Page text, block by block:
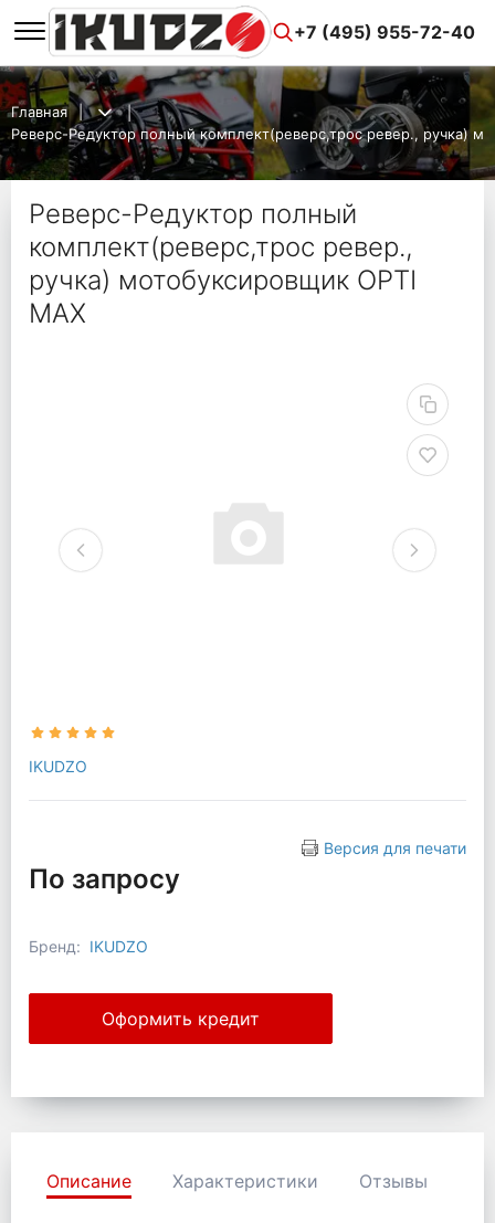
+7 (495) 955-72-40
Главная
Реверс-Редуктор полный комплект(реверс,трос ревер., ручка)
Реверс-Редуктор полный
комплект(реверс,трос ревер.,
ручка) мотобуксировщик OPTI
MAX
IKUDZO
Версия для печати
По запросу
Бренд: IKUDZO
Оформить кредит
Описание Характеристики Отзывы